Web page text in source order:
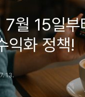
월 15일부
익화 정책!
13.